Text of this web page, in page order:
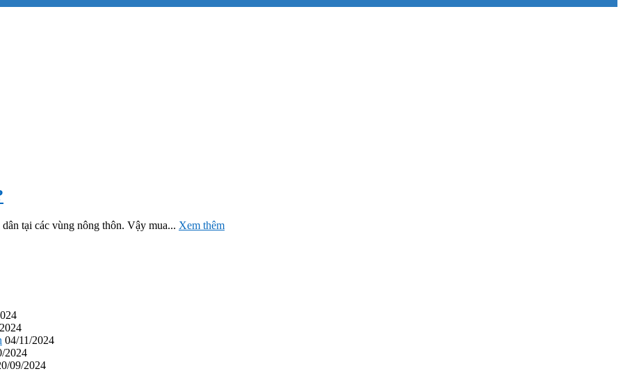
tại các vùng nông thôn. Vậy mua... Xem thêm
04/11/2024
2024
09/2024